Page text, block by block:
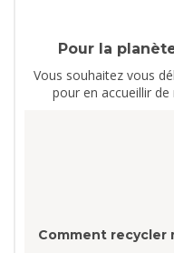
Pour la
Vous souhaitez vous
pour en accueillir de
Comment recycler